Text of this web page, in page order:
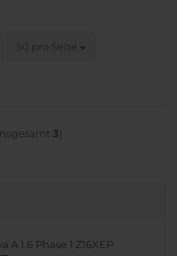
50 pro Seite
pro Seite
3)
A 1.6 Phase 1 Z16XEP